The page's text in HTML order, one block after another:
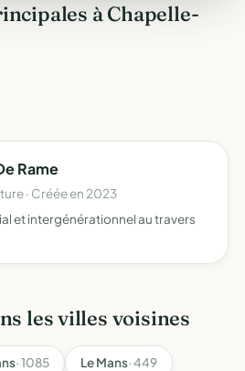
à Chapelle-
Rame
· Créée en 2023
et intergénérationnel au travers
les villes voisines
· 1085 Le Mans· 449